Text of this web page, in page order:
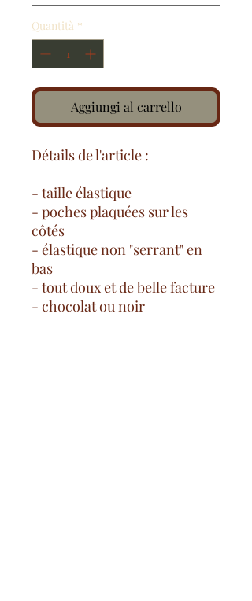
Quantità *
Aggiungi al carrello
Détails de l'article :
- taille élastique
- poches plaquées sur les
côtés
- élastique non "serrant" en
bas
- tout doux et de belle facture
- chocolat ou noir